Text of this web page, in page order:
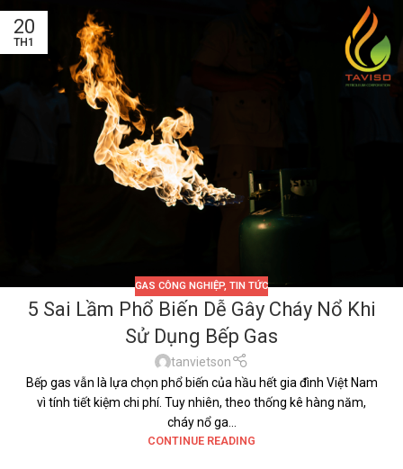
20
TH1
GAS CÔNG NGHIỆP, TIN TỨC
5 Sai Lầm Phổ Biến Dễ Gây Cháy Nổ Khi
Sử Dụng Bếp Gas
tanvietson
Bếp gas vẫn là lựa chọn phổ biến của hầu hết gia đình Việt Nam
vì tính tiết kiệm chi phí. Tuy nhiên, theo thống kê hàng năm,
cháy nổ ga...
CONTINUE READING